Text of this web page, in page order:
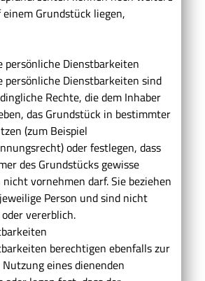
Grundstück liegen,
persönliche Dienstbarkeiten
persönliche Dienstbarkeiten sind
Rechte, die dem Inhaber
das Grundstück in bestimmter
(zum Beispiel
oder festlegen, dass
des Grundstücks gewisse
vornehmen darf. Sie beziehen
Person und sind nicht
vererblich.
berechtigen ebenfalls zur
eines dienenden